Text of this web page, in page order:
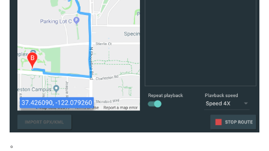
。